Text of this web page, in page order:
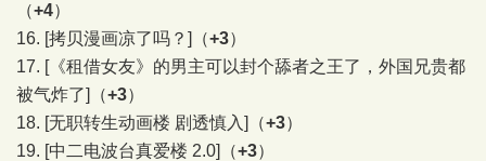
（+4）
16. [拷贝漫画凉了吗？] （+3）
17. [《租借女友》的男主可以封个舔者之王了，外国兄贵都
被气炸了]
（+3）
18. [无职转生动画楼 剧透慎入] （+3）
19. [中二电波台真爱楼 2.0] （+3）